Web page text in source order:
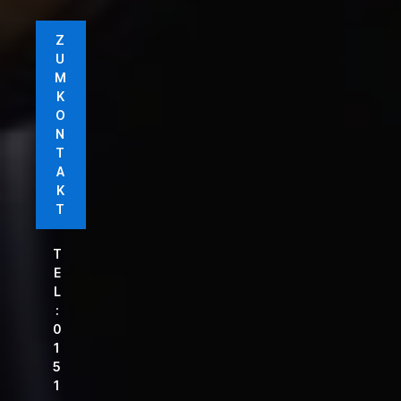
Z
U
M
K
O
N
T
A
K
T
T
E
L
:
0
1
5
1